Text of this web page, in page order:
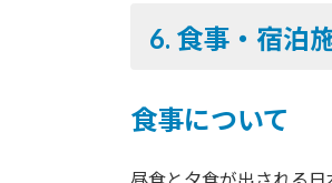
6. 食事・宿泊
食事について